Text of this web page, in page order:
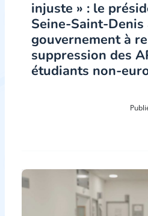
injuste » : le
Seine-Saint-
gouvernement à
suppression des
étudiants non-